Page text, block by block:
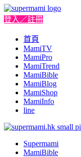
登入／註冊
首頁
MamiTV
MamiPro
MamiTrend
MamiBible
MamiBlog
MamiShop
MamiInfo
line
Supermami
MamiBible